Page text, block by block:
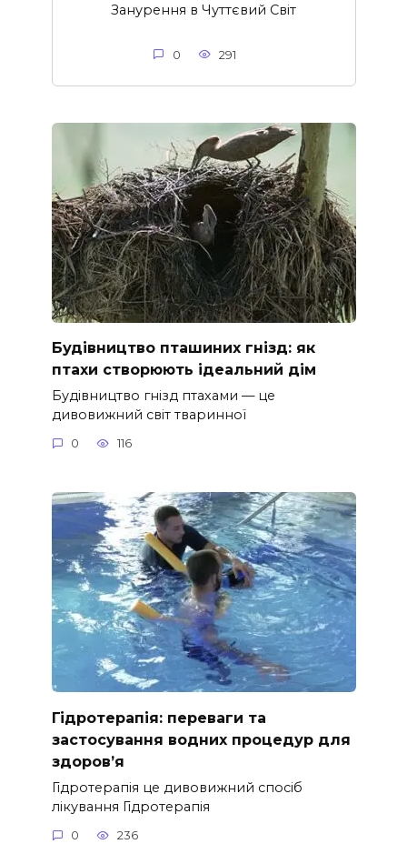
Занурення в Чуттєвий Світ
0 291
Будівництво пташиних гнізд: як
птахи створюють ідеальний дім
Будівництво гнізд птахами — це
дивовижний світ тваринної
0 116
Гідротерапія: переваги та
застосування водних процедур для
здоров’я
Гідротерапія це дивовижний спосіб
лікування Гідротерапія
0 236